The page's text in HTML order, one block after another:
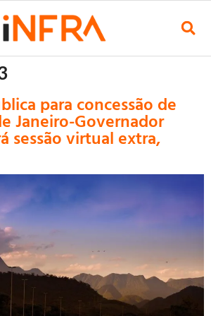
para concessão de
Janeiro-Governador
sessão virtual extra,